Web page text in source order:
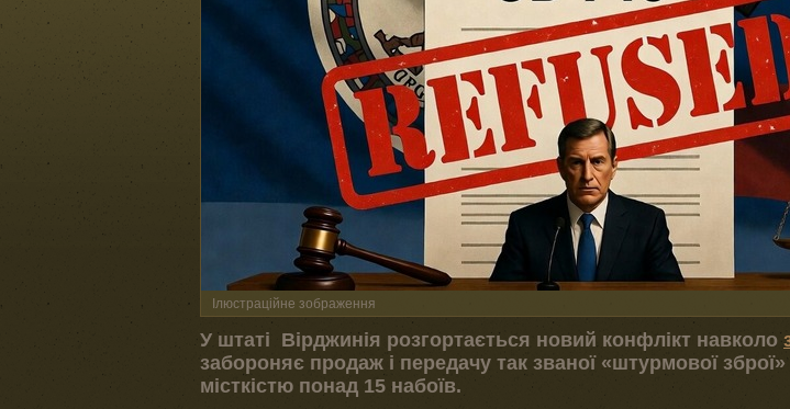
Ілюстраційне зображення
У штаті Вірджинія розгортається новий конфлікт навколо
забороняє продаж і передачу так званої «штурмової зброї»
місткістю понад 15 набоїв.